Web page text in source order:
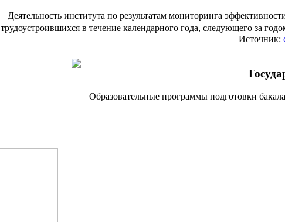
Деятельность института по результатам мониторинга
трудоустроившихся в течение календарного года, следующего за
Источник:
Образовательные программы подготовки